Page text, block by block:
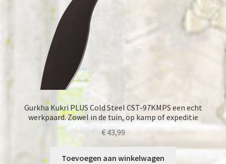
Gurkha Kukri PLUS Cold Steel CST-97KMPS een echt
werkpaard. Zowel in de tuin, op kamp of expeditie
€43,99
Toevoegen aan winkelwagen